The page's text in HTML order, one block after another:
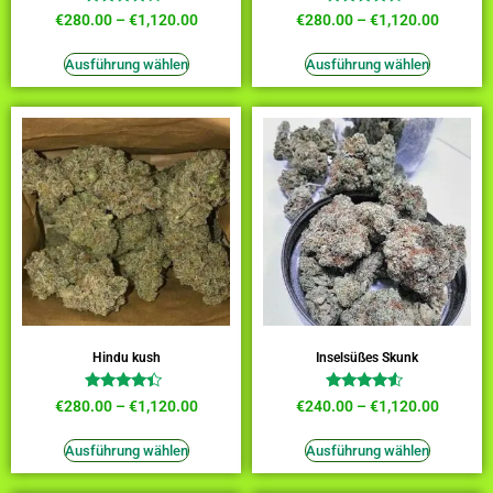
Bewertet
mit
von 5
€280.00–€1,120.00
Ausführung wählen
Bewertet
mit
von 5
€280.00–€1,120.00
Ausführung wählen
Hindu kush
Bewertet
mit
von 5
€280.00–€1,120.00
Ausführung wählen
Inselsüßes Skunk
Bewertet
mit
von 5
€240.00–€1,120.00
Ausführung wählen